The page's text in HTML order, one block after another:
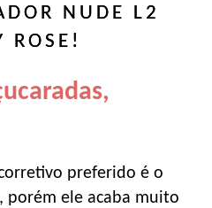
NUDE L2
ROSE!
preferido é o
porém ele acaba muito